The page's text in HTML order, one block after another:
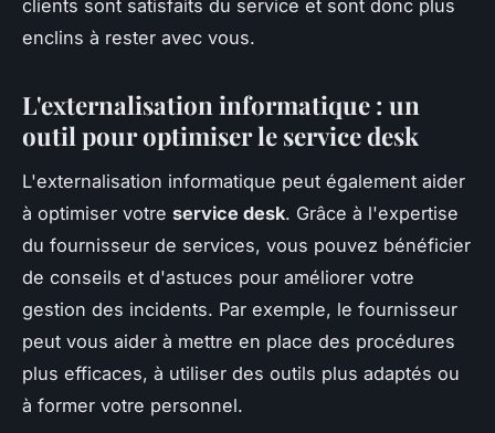
clients sont satisfaits du service et sont donc plus
enclins à rester avec vous.
L'externalisation informatique : un
outil pour optimiser le service desk
L'externalisation informatique peut également aider
à optimiser votre service desk. Grâce à l'expertise
du fournisseur de services, vous pouvez bénéficier
de conseils et d'astuces pour améliorer votre
gestion des incidents. Par exemple, le fournisseur
peut vous aider à mettre en place des procédures
plus efficaces, à utiliser des outils plus adaptés ou
à former votre personnel.